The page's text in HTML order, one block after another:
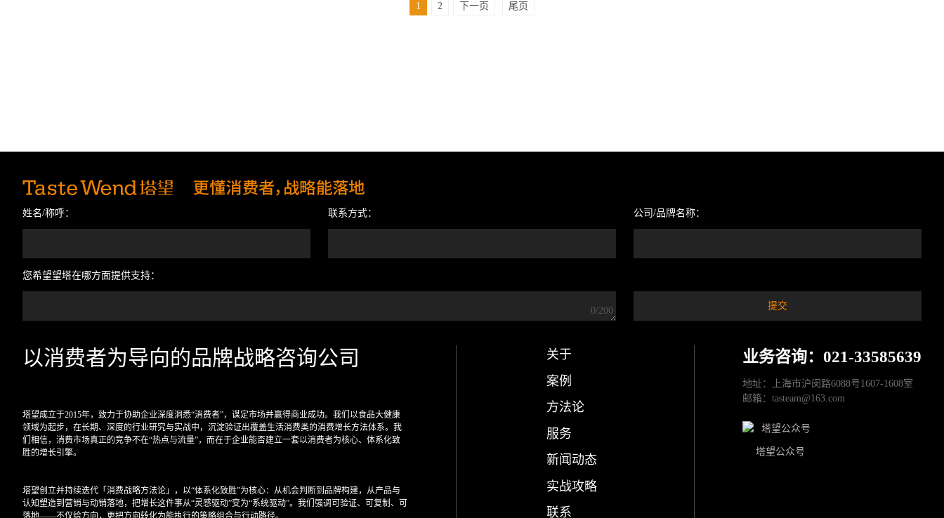
1 2 下一页 尾页
姓名/称呼： 联系方式： 公司/品牌名称：
您希望望塔在哪方面提供支持：
0/200
以消费者为导向的品牌战略咨询公司
塔望成立于2015年，致力于协助企业深度洞悉“消费者”，谋定市场并赢得商业成功。我们以食品大健康
领域为起步，在长期、深度的行业研究与实战中，沉淀验证出覆盖生活消费类的消费增长方法体系。我
们相信，消费市场真正的竞争不在“热点与流量”，而在于企业能否建立一套以消费者为核心、体系化致
胜的增长引擎。
塔望创立并持续迭代「消费战略方法论」，以“体系化致胜”为核心：从机会判断到品牌构建，从产品与
认知塑造到营销与动销落地，把增长这件事从“灵感驱动”变为“系统驱动”。我们强调可验证、可复制、可
关于
案例
方法论
服务
新闻动态
实战攻略
联系
业务咨询：021-33585639
地址：上海市沪闵路6088号1607-1608室
邮箱：tasteam@163.com
塔望公众号